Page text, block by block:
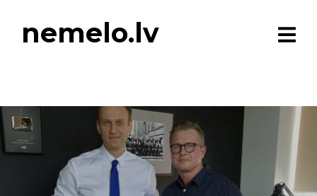
nemelo.lv